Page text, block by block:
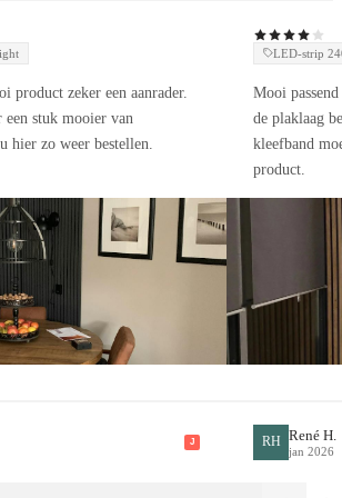
in ruimtes met harde oppervlakken vaak
vilt panelen absorberen en verspreiden
echo’s en storende geluiden
en werkomgeving
product zeker een aanrader.
stuk mooier van
hier zo weer bestellen.
J
LED-strip
Mooi
de plaklaag
kleefband
product.
RH René H.
jan 2026